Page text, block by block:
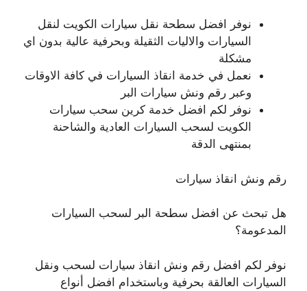
نوفر افضل سطحة نقل سيارات الكويت لنقل
السيارات والاليات الثقيلة وبحرفية عالية بدون اي
مشكلة
نعمل في خدمة انقاذ السيارات في كافة الاوقات
وعبر رقم ونش سيارات البر
نوفر لكم افضل خدمة كرين سحب سيارات
الكويت لسحب السيارات العادية والشاحنة
بمنتهى الدقة
رقم ونش انقاذ سيارات
هل تبحث عن افضل سطحة البر لسحب السيارات
المدعومة؟
نوفر لكم افضل رقم ونش انقاذ سيارات لسحب ونقل
السيارات العالقة بحرفية وباستخدام افضل أنواع